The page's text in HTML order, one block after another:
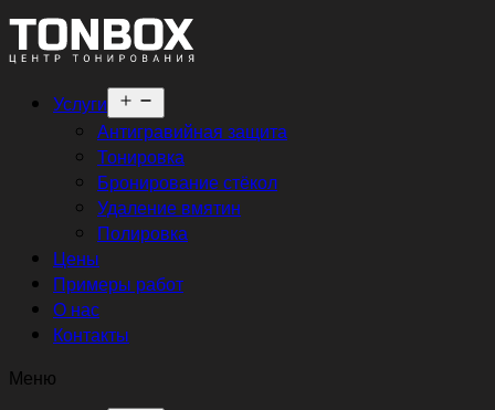
Услуги
меню
Антигравийная защита
Тонировка
Бронирование стёкол
Удаление вмятин
Полировка
Цены
Примеры работ
О нас
Контакты
Меню